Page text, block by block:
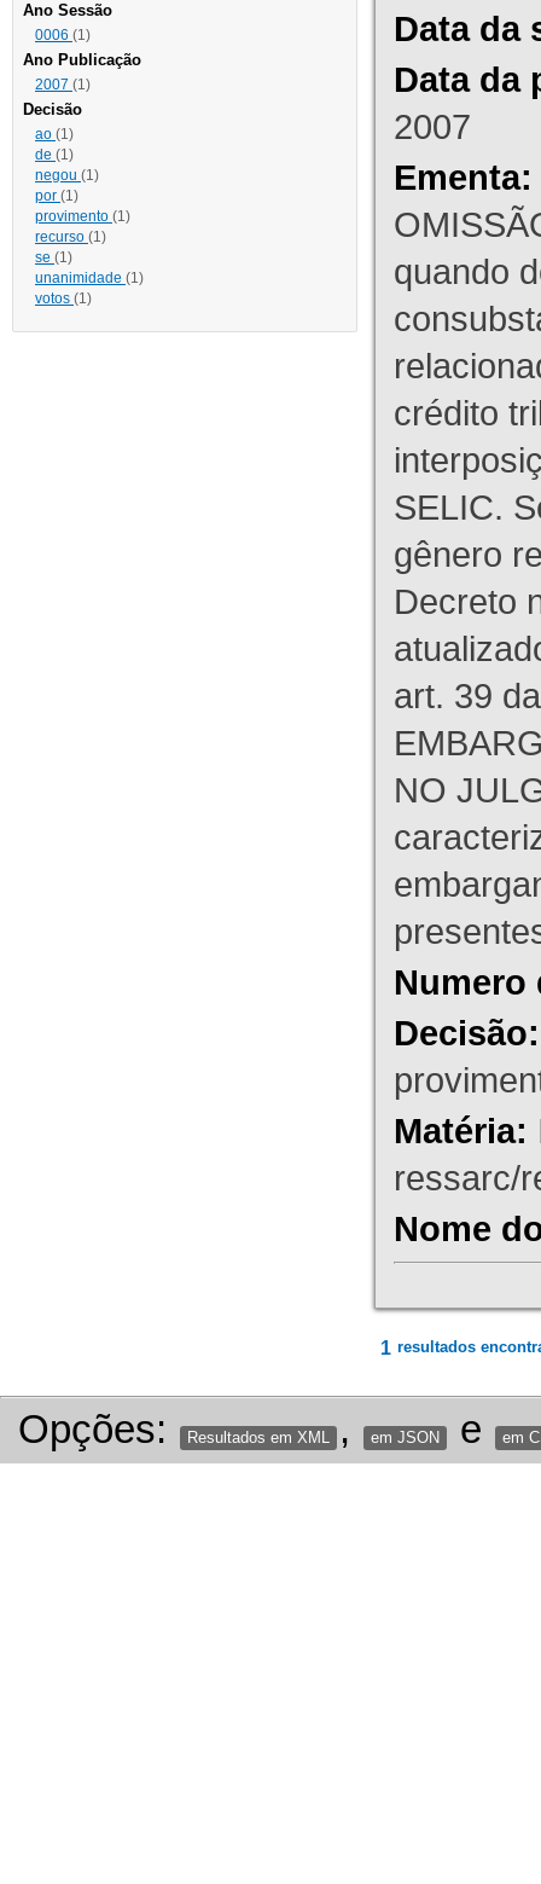
Ano Sessão
0006 (1)
Ano Publicação
2007 (1)
Decisão
ao (1)
de (1)
negou (1)
por (1)
provimento (1)
recurso (1)
se (1)
unanimidade (1)
votos (1)
Data da
Data da
2007
Ementa:
quando
crédito
SELIC.
gênero
Decreto
art. 39
NO
Numero
Decisão:
Matéria:
ressarc/
Nome
1 resultados
Opções: Resultados em XML , em JSON e em